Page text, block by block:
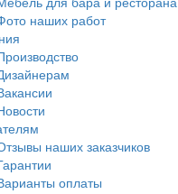
наших работ
наших заказчиков
оплаты